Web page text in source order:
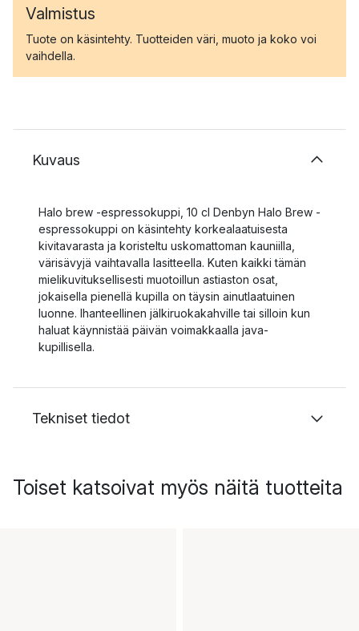
Valmistus
Tuote on käsintehty. Tuotteiden väri, muoto ja koko voi
vaihdella.
Kuvaus
Halo brew -espressokuppi, 10 cl Denbyn Halo Brew -
espressokuppi on käsintehty korkealaatuisesta
kivitavarasta ja koristeltu uskomattoman kauniilla,
värisävyjä vaihtavalla lasitteella. Kuten kaikki tämän
mielikuvituksellisesti muotoillun astiaston osat,
jokaisella pienellä kupilla on täysin ainutlaatuinen
luonne. Ihanteellinen jälkiruokakahville tai silloin kun
haluat käynnistää päivän voimakkaalla java-
kupillisella.
Tekniset tiedot
Toiset katsoivat myös näitä tuotteita